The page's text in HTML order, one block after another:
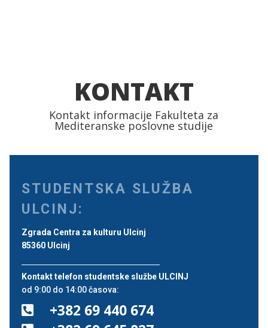
KONTAKT
Kontakt informacije Fakulteta za
Mediteranske poslovne studije
STUDENTSKA SLUŽBA
ULCINJ:
Zgrada Centra za kulturu Ulcinj
85360 Ulcinj
Kontakt telefon studentske službe ULCINJ
od 9:00 do 14:00 časova:
 +382 69 440 674